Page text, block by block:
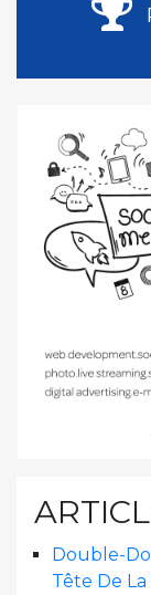
Double-
Tête De